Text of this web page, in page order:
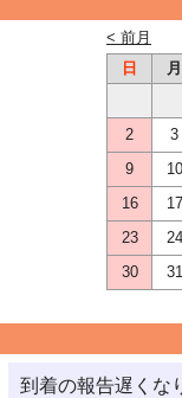
< 前月
日
月
2
3
9
10
16
17
23
24
30
31
到着の報告遅くな